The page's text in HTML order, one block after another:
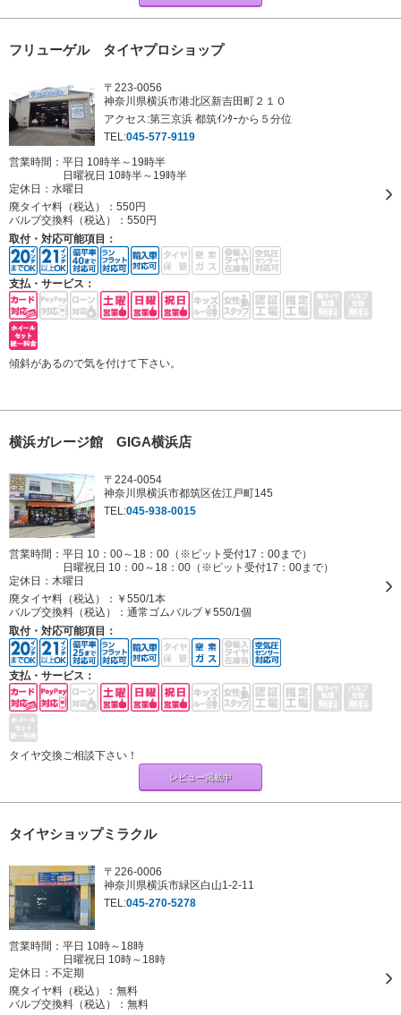
フリューゲル タイヤプロショップ
〒223-0056
神奈川県横浜市港北区新吉田町２１０
アクセス:第三京浜 都筑ｲﾝﾀｰから５分位
TEL:045-577-9119
営業時間：平日 10時半～19時半
日曜祝日 10時半～19時半
定休日： 水曜日
廃タイヤ料（税込）： 550円
バルブ交換料（税込）： 550円
取付・対応可能項目：
支払・サービス：
傾斜があるので気を付けて下さい。
横浜ガレージ館 GIGA横浜店
〒224-0054
神奈川県横浜市都筑区佐江戸町145
TEL:045-938-0015
営業時間：平日 10：00～18：00（※ピット受付17：00まで）
日曜祝日 10：00～18：00（※ピット受付17：00まで）
定休日： 木曜日
廃タイヤ料（税込）： ￥550/1本
バルブ交換料（税込）： 通常ゴムバルブ￥550/1個
取付・対応可能項目：
支払・サービス：
タイヤ交換ご相談下さい！
レビュー掲載中
タイヤショップミラクル
〒226-0006
神奈川県横浜市緑区白山1-2-11
TEL:045-270-5278
営業時間：平日 10時～18時
日曜祝日 10時～18時
定休日： 不定期
廃タイヤ料（税込）： 無料
バルブ交換料（税込）： 無料